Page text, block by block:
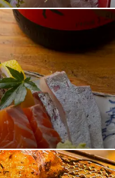
五種！是非！ご賞味
す。これらをまずは